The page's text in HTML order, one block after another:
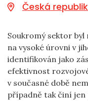
Česká
Soukromý sektor
na vysoké úrovni v
identifikován jako
efektivnost
v současné době
případně tak činí